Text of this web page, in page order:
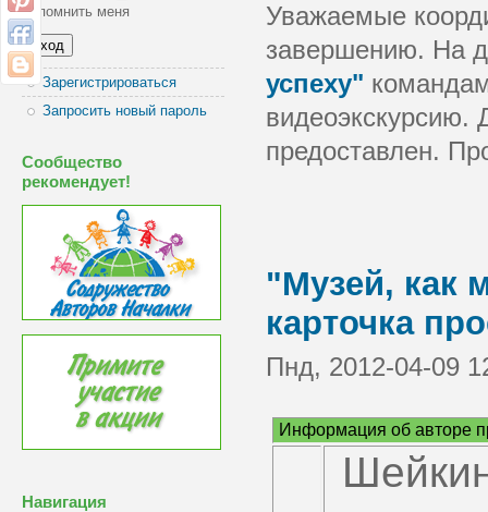
Запомнить меня
Зарегистрироваться
Запросить новый пароль
Сообщество
рекомендует!
Навигация
Уважаемые
завершению. На
успеху"
видеоэкскурсию.
предоставлен.
"Музей, как
карточка
Пнд, 2012-04-09
Информация об авторе